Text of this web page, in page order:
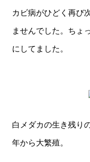
カビ病がひどく再び
ませんでした。ちょ
にしてました。
白メダカの生き残り
年から大繁殖。